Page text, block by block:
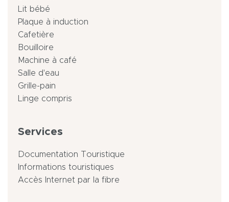
Lit bébé
Plaque à induction
Cafetière
Bouilloire
Machine à café
Salle d'eau
Grille-pain
Linge compris
Services
Documentation Touristique
Informations touristiques
Accès Internet par la fibre